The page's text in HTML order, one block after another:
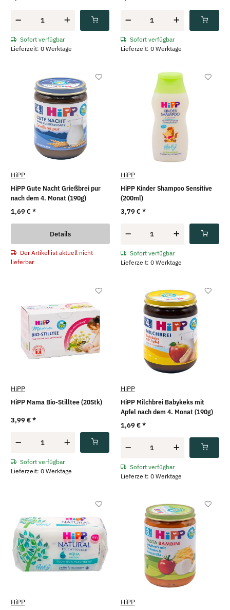
Sofort verfügbar
Lieferzeit: 0 Werktage
Sofort verfügbar
Lieferzeit: 0 Werktage
HiPP
HiPP Gute Nacht Grießbrei pur
nach dem 4. Monat (190g)
1,69 €*
Details
Der Artikel ist aktuell nicht
lieferbar
HiPP
HiPP Kinder Shampoo Sensitive
(200ml)
3,79 €*
Sofort verfügbar
Lieferzeit: 0 Werktage
HiPP
HiPP Mama Bio-Stilltee (20Stk)
3,99 €*
Sofort verfügbar
Lieferzeit: 0 Werktage
HiPP
HiPP Milchbrei Babykeks mit
Apfel nach dem 4. Monat (190g)
1,69 €*
Sofort verfügbar
Lieferzeit: 0 Werktage
HiPP
HiPP